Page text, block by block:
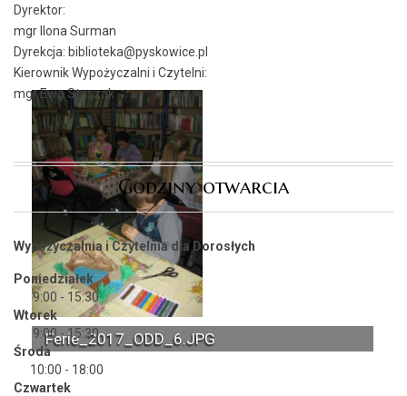
Ferie_2017_ODD_6.JPG
Dyrektor:
mgr Ilona Surman
Dyrekcja: biblioteka@pyskowice.pl
Kierownik Wypożyczalni i Czytelni:
mgr Ewa Staszak
Godziny otwarcia
Wypożyczalnia i Czytelnia dla Dorosłych
Poniedziałek
9:00 - 15:30
Wtorek
9:00 - 15:30
Środa
10:00 - 18:00
Czwartek